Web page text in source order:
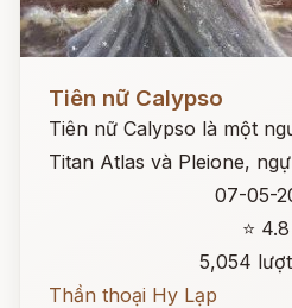
Tiên nữ Calypso
Tiên nữ Calypso là một
Titan Atlas và Pleione,
07-05-
⭐ 4.8
5,054
Thần thoại Hy Lạp